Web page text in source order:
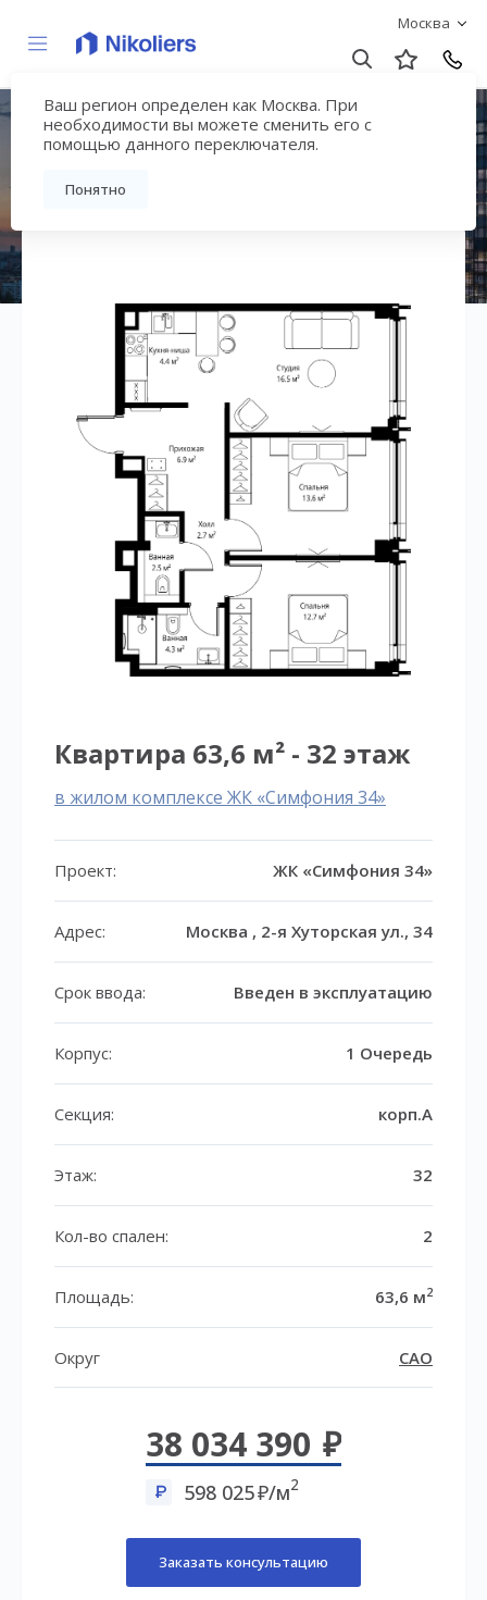
Москва
Ваш регион определен как Москва. При
необходимости вы можете сменить его с
помощью данного переключателя.
Понятно
ЖК «Симфония 34»
Вернуться на страницу жилого комплекса
Квартира 63,6 м² - 32 этаж
в жилом комплексе ЖК «Симфония 34»
Проект: ЖК «Симфония 34»
Адрес: Москва , 2-я Хуторская ул., 34
Срок ввода: Введен в эксплуатацию
Корпус: 1 Очередь
Секция: корп.A
Этаж: 32
Кол-во спален: 2
Площадь: 63,6 м2
Округ САО
38 034 390
598 025 /м2
Заказать консультацию